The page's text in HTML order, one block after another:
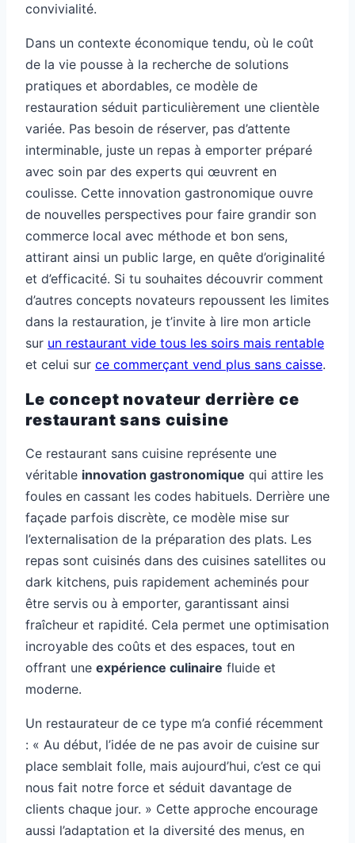
convivialité.
Dans un contexte économique tendu, où le coût
de la vie pousse à la recherche de solutions
pratiques et abordables, ce modèle de
restauration séduit particulièrement une clientèle
variée. Pas besoin de réserver, pas d’attente
interminable, juste un repas à emporter préparé
avec soin par des experts qui œuvrent en
coulisse. Cette innovation gastronomique ouvre
de nouvelles perspectives pour faire grandir son
commerce local avec méthode et bon sens,
attirant ainsi un public large, en quête d’originalité
et d’efficacité. Si tu souhaites découvrir comment
d’autres concepts novateurs repoussent les limites
dans la restauration, je t’invite à lire mon article
sur un restaurant vide tous les soirs mais rentable
et celui sur ce commerçant vend plus sans caisse.
Le concept novateur derrière ce
restaurant sans cuisine
Ce restaurant sans cuisine représente une
véritable innovation gastronomique qui attire les
foules en cassant les codes habituels. Derrière une
façade parfois discrète, ce modèle mise sur
l’externalisation de la préparation des plats. Les
repas sont cuisinés dans des cuisines satellites ou
dark kitchens, puis rapidement acheminés pour
être servis ou à emporter, garantissant ainsi
fraîcheur et rapidité. Cela permet une optimisation
incroyable des coûts et des espaces, tout en
offrant une expérience culinaire fluide et
moderne.
Un restaurateur de ce type m’a confié récemment
: « Au début, l’idée de ne pas avoir de cuisine sur
place semblait folle, mais aujourd’hui, c’est ce qui
nous fait notre force et séduit davantage de
clients chaque jour. » Cette approche encourage
aussi l’adaptation et la diversité des menus, en